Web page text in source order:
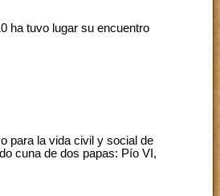
ha tuvo lugar su encuentro
para la vida civil y social de
cuna de dos papas: Pío VI,